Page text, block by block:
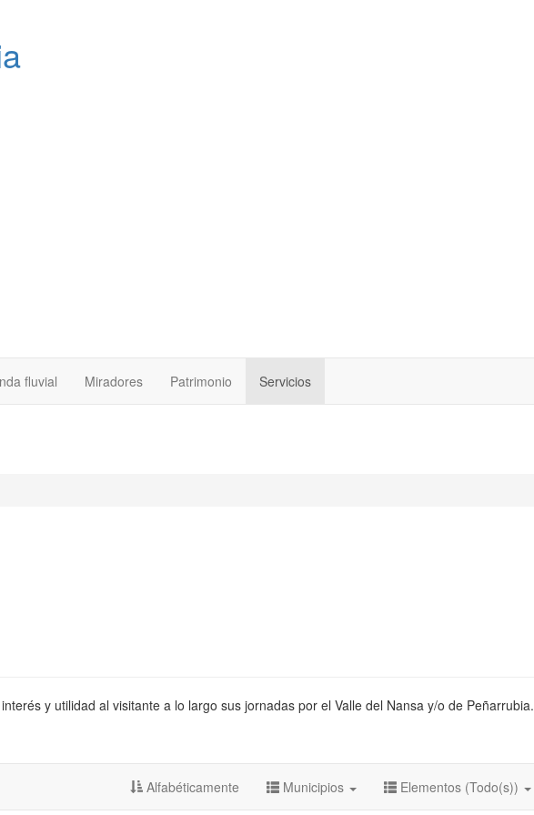
fluvial Miradores Patrimonio Servicios
y utilidad al visitante a lo largo sus jornadas por el Valle del Nansa y/o de Peñarrubia.
Alfabéticamente Municipios Elementos (Todo(s))